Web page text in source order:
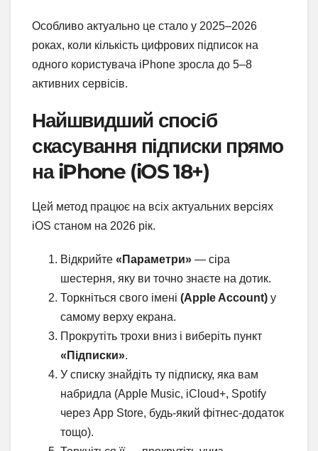
Особливо актуально це стало у 2025–2026
роках, коли кількість цифрових підписок на
одного користувача iPhone зросла до 5–8
активних сервісів.
Найшвидший спосіб
скасування підписки прямо
на iPhone (iOS 18+)
Цей метод працює на всіх актуальних версіях
iOS станом на 2026 рік.
Відкрийте «Параметри» — сіра
шестерня, яку ви точно знаєте на дотик.
Торкніться свого імені (Apple Account) у
самому верху екрана.
Прокрутіть трохи вниз і виберіть пункт
«Підписки».
У списку знайдіть ту підписку, яка вам
набридла (Apple Music, iCloud+, Spotify
через App Store, будь-який фітнес-додаток
тощо).